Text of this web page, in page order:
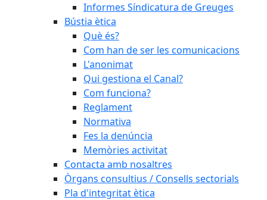
Informes Síndicatura de Greuges
Bústia ètica
Què és?
Com han de ser les comunicacions
L'anonimat
Qui gestiona el Canal?
Com funciona?
Reglament
Normativa
Fes la denúncia
Memòries activitat
Contacta amb nosaltres
Òrgans consultius / Consells sectorials
Pla d'integritat ètica